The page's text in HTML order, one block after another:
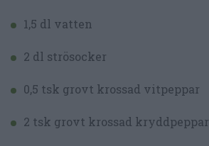
1,5 dl vatten
2 dl strösocker
0,5 tsk grovt krossad vitpeppar
2 tsk grovt krossad kryddpeppar